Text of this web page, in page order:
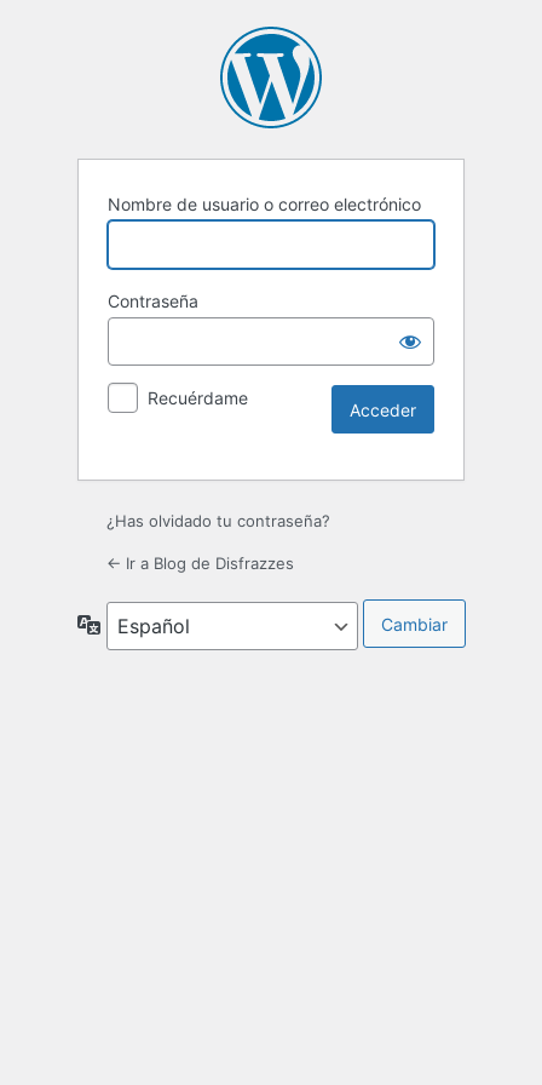
Nombre de usuario o correo electrónico
Contraseña
Recuérdame
¿Has olvidado tu contraseña?
← Ir a Blog de Disfrazzes
Idioma